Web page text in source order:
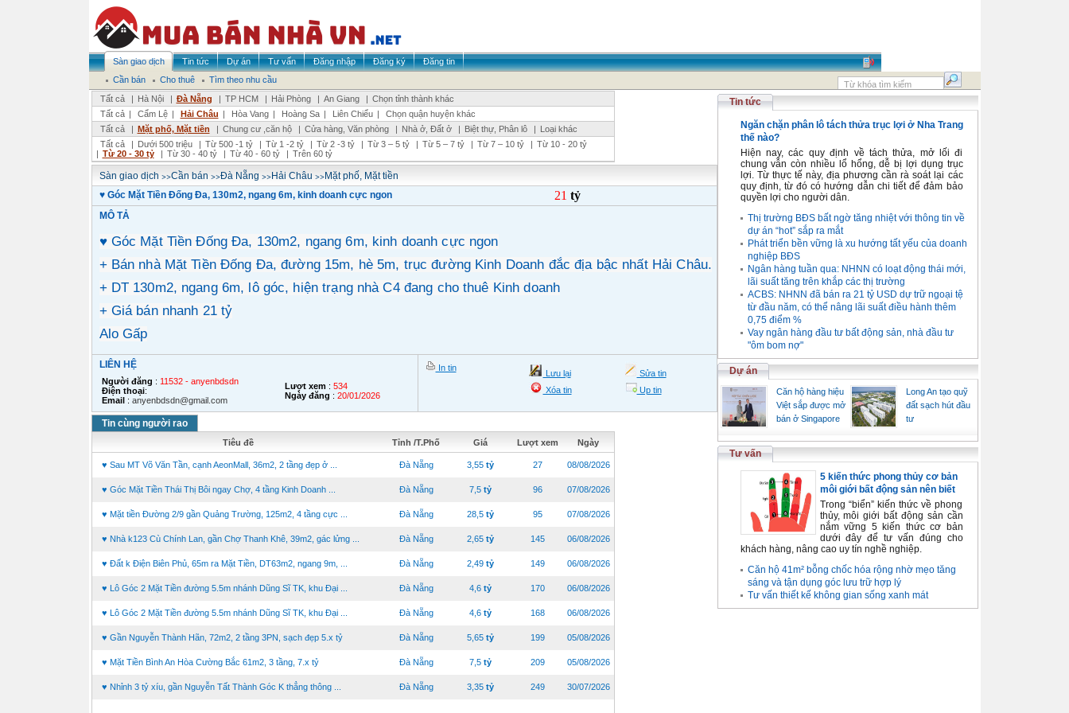
Sàn giao dịch Tin tức Dự án Tư vấn Đăng nhập Đăng ký
Đăng tin
Cần bán
Cho thuê
Tìm theo nhu cầu
Tất cả
| Hà Nội | Đà Nẵng | TP HCM | Hải Phòng | An Giang | Chọn tỉnh thành khác
Tất cả | Cẩm Lệ | Hải Châu | Hòa Vang | Hoàng Sa | Liên Chiểu |
Chọn quận huyện khác
Tất cả
| Mặt phố, Mặt tiền | Chung cư ,căn hộ | Cửa hàng, Văn phòng | Nhà ở, Đất ở | Biệt thự, Phân lô | Loại khác
Tất cả
| Dưới 500 triệu | Từ 500 -1 tỷ | Từ 1 -2 tỷ | Từ 2 -3 tỷ | Từ 3 – 5 tỷ | Từ 5 – 7 tỷ | Từ 7 – 10 tỷ | Từ 10 - 20 tỷ
| Từ 20 - 30 tỷ | Từ 30 - 40 tỷ | Từ 40 - 60 tỷ | Trên 60 tỷ
Sàn giao dịch >>Cần bán >>Đà Nẵng >>Hải Châu >>Mặt phố, Mặt tiền
♥ Góc Mặt Tiền Đống Đa, 130m2, ngang 6m, kinh doanh cực ngon
21 tỷ
MÔ TẢ
♥ Góc Mặt Tiền Đống Đa, 130m2, ngang 6m, kinh doanh cực ngon
+ Bán nhà Mặt Tiền Đống Đa, đường 15m, hè 5m, trục đường Kinh Doanh đắc địa bậc nhất Hải Châu.
+ DT 130m2, ngang 6m, lô góc, hiện trạng nhà C4 đang cho thuê Kinh doanh
+ Giá bán nhanh 21 tỷ
Alo Gấp
LIÊN HỆ
Người đăng : 11532 - anyenbdsdn
Điện thoại:
Email: anyenbdsdn@gmail.com
Lượt xem: 534
Ngày đăng : 20/01/2026
In tin
Lưu lại
Sửa tin
Xóa tin
Up tin
Tin cùng người rao
Tiêu đề Tỉnh /T.Phố Giá Lượt xem Ngày
♥ Sau MT Võ Văn Tần, cạnh AeonMall, 36m2, 2 tầng đẹp ở ... Đà Nẵng 3,55 tỷ 27 08/08/2026
♥ Góc Mặt Tiền Thái Thị Bôi ngay Chợ, 4 tầng Kinh Doanh ... Đà Nẵng 7,5 tỷ 96 07/08/2026
♥ Mặt tiền Đường 2/9 gần Quảng Trường, 125m2, 4 tầng cực ... Đà Nẵng 28,5 tỷ 95 07/08/2026
♥ Nhà k123 Cù Chính Lan, gần Chợ Thanh Khê, 39m2, gác lửng ... Đà Nẵng 2,65 tỷ 145 06/08/2026
♥ Đất k Điện Biên Phủ, 65m ra Mặt Tiền, DT63m2, ngang 9m, ... Đà Nẵng 2,49 tỷ 149 06/08/2026
♥ Lô Góc 2 Mặt Tiền đường 5.5m nhánh Dũng Sĩ TK, khu Đại ... Đà Nẵng 4,6 tỷ 170 06/08/2026
♥ Lô Góc 2 Mặt Tiền đường 5.5m nhánh Dũng Sĩ TK, khu Đại ... Đà Nẵng 4,6 tỷ 168 06/08/2026
♥ Gần Nguyễn Thành Hãn, 72m2, 2 tầng 3PN, sạch đẹp 5.x tỷ Đà Nẵng 5,65 tỷ 199 05/08/2026
♥ Mặt Tiền Bình An Hòa Cường Bắc 61m2, 3 tầng, 7.x tỷ Đà Nẵng 7,5 tỷ 209 05/08/2026
♥ Nhỉnh 3 tỷ xíu, gần Nguyễn Tất Thành Góc K thẳng thông ... Đà Nẵng 3,35 tỷ 249 30/07/2026
Tin tức
Ngăn chặn phân lô tách thửa trục lợi ở Nha Trang
thế nào?
Hiện nay, các quy định về tách thửa, mở lối đi
chung vẫn còn nhiều lổ hổng, dễ bị lợi dụng trục
lợi. Từ thực tế này, địa phương cần rà soát lại các
quy định, từ đó có hướng dẫn chi tiết để đảm bảo
quyền lợi cho người dân.
Thị trường BĐS bất ngờ tăng nhiệt với thông tin về
dự án “hot” sắp ra mắt
Phát triển bền vững là xu hướng tất yếu của doanh
nghiệp BĐS
Ngân hàng tuần qua: NHNN có loạt động thái mới,
lãi suất tăng trên khắp các thị trường
ACBS: NHNN đã bán ra 21 tỷ USD dự trữ ngoại tệ
từ đầu năm, có thể nâng lãi suất điều hành thêm
0,75 điểm %
Vay ngân hàng đầu tư bất động sản, nhà đầu tư
"ôm bom nợ"
Dự án
Căn hộ hàng hiệu
Việt sắp được mở
bán ở Singapore
Long An tạo quỹ
đất sạch hút đầu
tư
Tư vấn
5 kiến thức phong thủy cơ bản
môi giới bất động sản nên biết
Trong “biển” kiến thức về phong
thủy, môi giới bất động sản cần
nắm vững 5 kiến thức cơ bản
dưới đây để tư vấn đúng cho
khách hàng, nâng cao uy tín nghề nghiệp.
Căn hộ 41m² bỗng chốc hóa rộng nhờ mẹo tăng
sáng và tận dụng góc lưu trữ hợp lý
Tư vấn thiết kế không gian sống xanh mát